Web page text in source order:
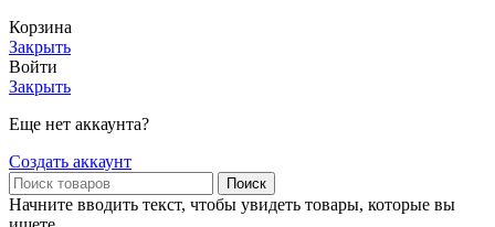
Корзина
Закрыть
Войти
Закрыть
Еще нет аккаунта?
Создать аккаунт
Поиск
Начните вводить текст, чтобы увидеть товары, которые вы